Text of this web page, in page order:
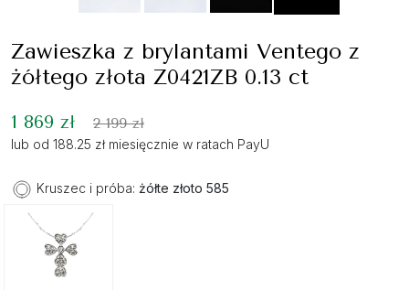
Zawieszka z brylantami Ventego z
żółtego złota Z0421ZB 0.13 ct
1 869 zł 2 199 zł
lub od 188.25 zł miesięcznie w ratach PayU
Kruszec i próba: żółte złoto 585